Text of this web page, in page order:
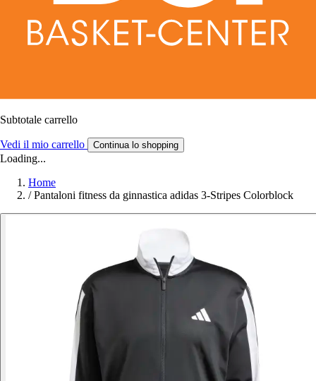
Subtotale carrello
Vedi il mio carrello Continua lo shopping
Loading...
Home
/ Pantaloni fitness da ginnastica adidas 3-Stripes Colorblock